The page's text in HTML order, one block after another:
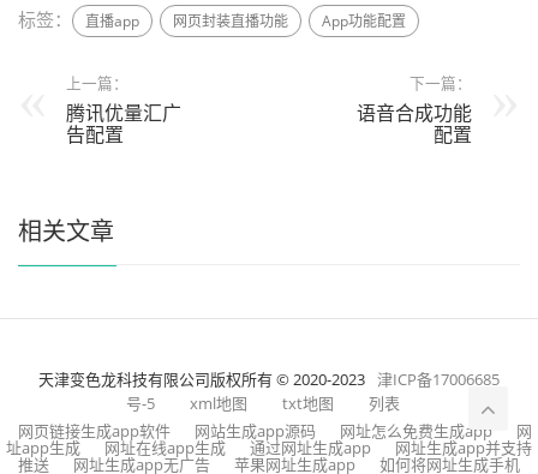
标签： 直播app 网页封装直播功能 App功能配置
上一篇：
腾讯优量汇广
告配置
下一篇：
语音合成功能
配置
相关文章
天津变色龙科技有限公司版权所有 © 2020-2023 津ICP备17006685
号-5
xml地图 txt地图
列表
网页链接生成app软件
网站生成app源码 网址怎么免费生成app 网
址app生成 网址在线app生成 通过网址生成app 网址生成app并支持
推送 网址生成app无广告 苹果网址生成app 如何将网址生成手机